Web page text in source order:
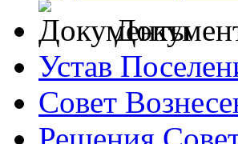
Устав
Совет